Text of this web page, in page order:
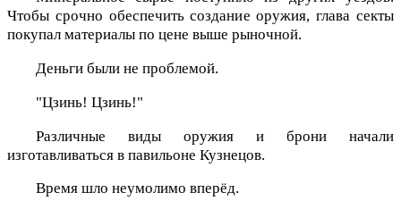
Чтобы срочно обеспечить создание оружия, глава секты
покупал материалы по цене выше рыночной.
Деньги были не проблемой.
"Цзинь! Цзинь!"
Различные виды оружия и брони начали
изготавливаться в павильоне Кузнецов.
Время шло неумолимо вперёд.